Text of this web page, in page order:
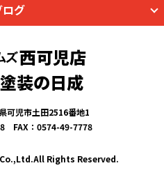
ログ
西可児店
装の日成
児市土田2516番地1
FAX：0574-49-7778
Rights Reserved.